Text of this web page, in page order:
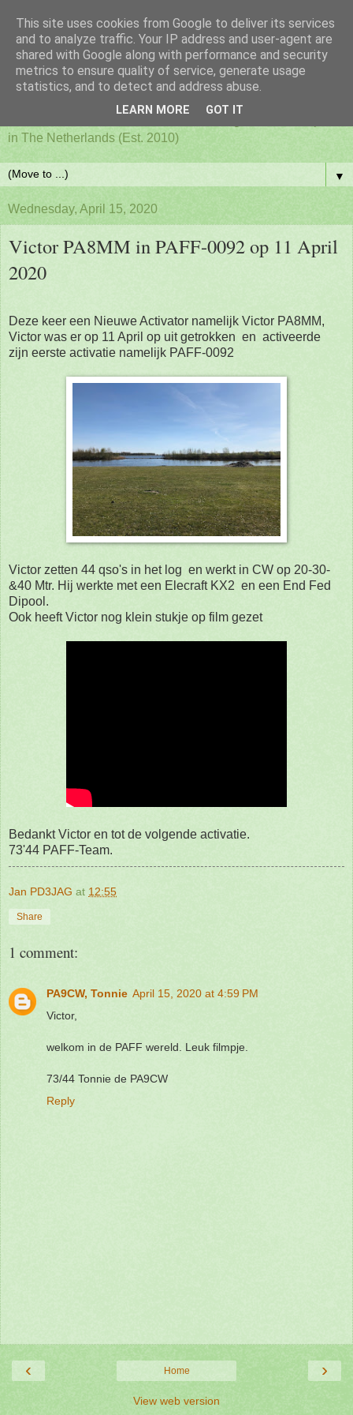
PAFF - Ham Radio & Flora
and Fauna Netherlands
in The Netherlands (Est. 2010)
▼
Wednesday, April 15, 2020
Victor PA8MM in PAFF-0092 op 11 April
2020
Deze keer een Nieuwe Activator namelijk Victor PA8MM,
Victor was er op 11 April op uit getrokken en activeerde
zijn eerste activatie namelijk PAFF-0092
Victor zetten 44 qso's in het log en werkt in CW op 20-30-
&40 Mtr. Hij werkte met een Elecraft KX2 en een End Fed
Dipool.
Ook heeft Victor nog klein stukje op film gezet
Bedankt Victor en tot de volgende activatie.
73'44 PAFF-Team.
Jan PD3JAG at 12:55
Share
1 comment:
PA9CW, Tonnie April 15, 2020 at 4:59 PM
Victor,
welkom in de PAFF wereld. Leuk filmpje.
73/44 Tonnie de PA9CW
Reply
‹ ›
Home
View web version
This site uses cookies from Google to deliver its services
and to analyze traffic. Your IP address and user-agent are
shared with Google along with performance and security
metrics to ensure quality of service, generate usage
statistics, and to detect and address abuse.
LEARN MORE GOT IT